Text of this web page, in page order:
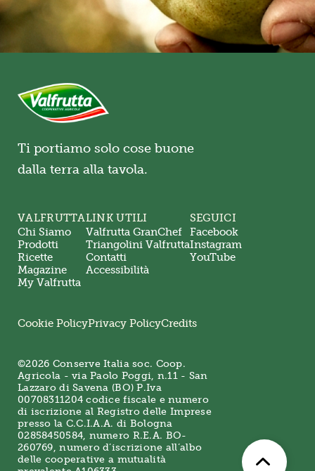
Ti portiamo solo cose buone
dalla terra alla tavola.
VALFRUTTA
Chi Siamo
Prodotti
Ricette
Magazine
My Valfrutta
LINK UTILI
Valfrutta GranChef
Triangolini Valfrutta
Contatti
Accessibilità
SEGUICI
Facebook
Instagram
YouTube
©2026 Conserve Italia soc. Coop.
Agricola - via Paolo Poggi, n.11 - San
Lazzaro di Savena (BO) P.Iva
00708311204 codice fiscale e numero
di iscrizione al Registro delle Imprese
presso la C.C.I.A.A. di Bologna
02858450584, numero R.E.A. BO-
260769, numero d’iscrizione all’albo
delle cooperative a mutualità
Cookie PolicyPrivacy PolicyCredits